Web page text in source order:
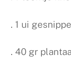
. 1 ui
. 40 gr